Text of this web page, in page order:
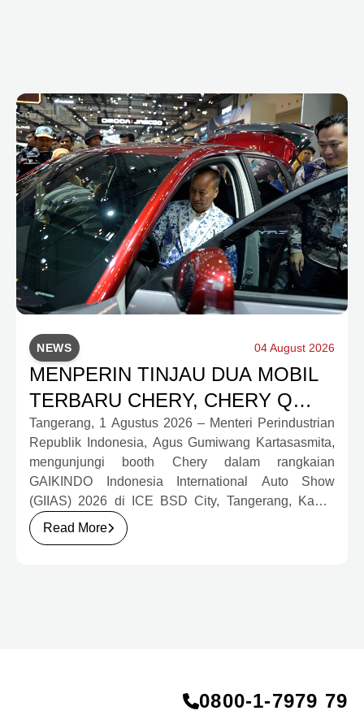
NEWS 04 August 2026
MENPERIN TINJAU DUA MOBIL
TERBARU CHERY, CHERY Q
DAN J6T CSH YANG JADI
SOROTAN DI GIIAS 2026
Tangerang, 1 Agustus 2026 – Menteri Perindustrian
Republik Indonesia, Agus Gumiwang Kartasasmita,
mengunjungi booth Chery dalam rangkaian
GAIKINDO Indonesia International Auto Show
(GIIAS) 2026 di ICE BSD City, Tangerang, Kamis
(30/7). Dalam kunjungan tersebut, Menteri
Perindustrian meninjau dua produk elektrifikasi
Read More
0800‑1‑7979 79